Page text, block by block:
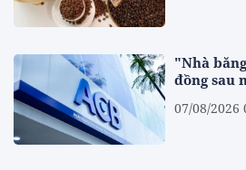
"Nhà
đồng sau
07/08/2026